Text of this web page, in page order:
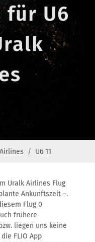
für U6
U6 11
Uralk Airlines Flug
Ankunftszeit –.
Flug 0
frühere
liegen uns keine
FLIO App